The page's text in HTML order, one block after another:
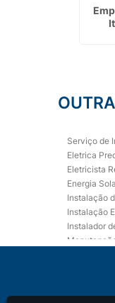
Serviço de
Eletrica
Eletricista
Energia
Instalação
Instalação
Instalador
Instalação